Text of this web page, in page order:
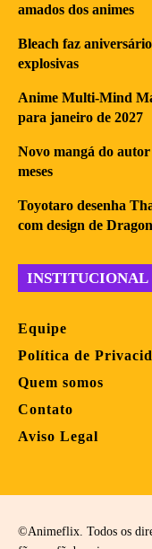
amados dos animes
Bleach faz
explosivas
Anime Multi-Mind
para janeiro de 2027
Novo mangá do
meses
Toyotaro desenha
com design de
INSTITUCIONAL
Equipe
Política de
Quem somos
Contato
Aviso Legal
©Animeflix. Todos os